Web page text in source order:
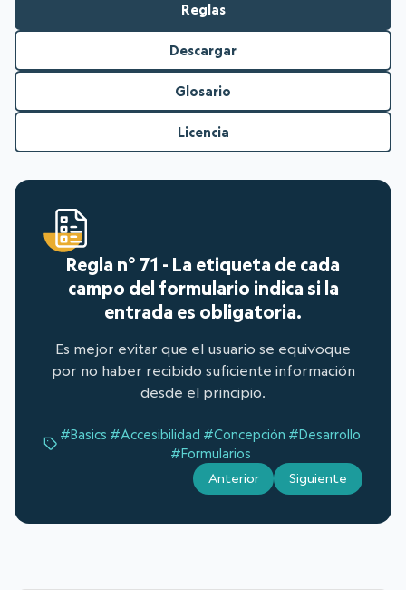
Reglas
Descargar
Glosario
Licencia
Regla n° 71 - La etiqueta de cada
campo del formulario indica si la
entrada es obligatoria.
Es mejor evitar que el usuario se equivoque
por no haber recibido suficiente información
desde el principio.
#Basics #Accesibilidad #Concepción #Desarrollo
#Formularios
Anterior Siguiente